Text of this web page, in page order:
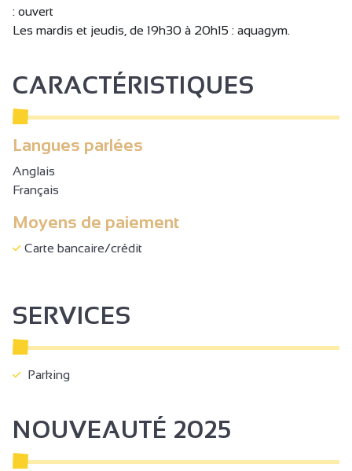
: ouvert
Les mardis et jeudis, de 19h30 à 20h15 : aquagym.
CARACTÉRISTIQUES
Langues parlées
Anglais
Français
Moyens de paiement
Carte bancaire/crédit
SERVICES
Parking
NOUVEAUTÉ 2025